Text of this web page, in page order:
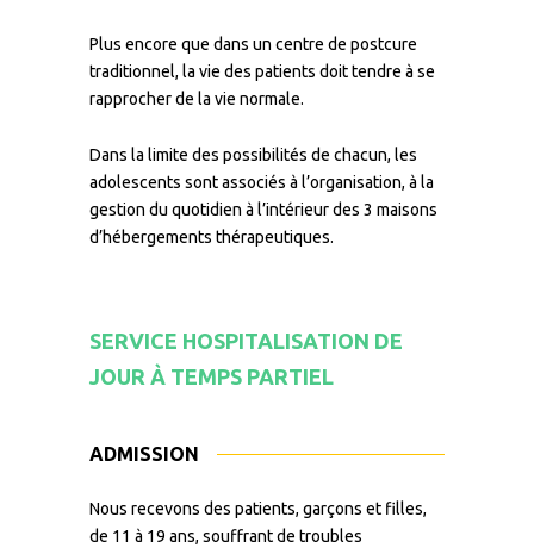
Plus encore que dans un centre de postcure
traditionnel, la vie des patients doit tendre à se
rapprocher de la vie normale.
Dans la limite des possibilités de chacun, les
adolescents sont associés à l’organisation, à la
gestion du quotidien à l’intérieur des 3 maisons
d’hébergements thérapeutiques.
SERVICE HOSPITALISATION DE
JOUR À TEMPS PARTIEL
ADMISSION
Nous recevons des patients, garçons et filles,
de 11 à 19 ans, souffrant de troubles